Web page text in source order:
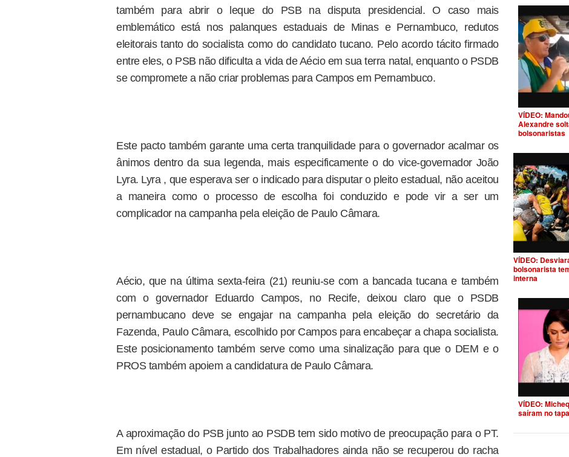
também para abrir o leque do PSB na disputa presidencial. O caso mais
emblemático está nos palanques estaduais de Minas e Pernambuco, redutos
eleitorais tanto do socialista como do candidato tucano. Pelo acordo tácito firmado
entre eles, o PSB não dificulta a vida de Aécio em sua terra natal, enquanto o PSDB
se compromete a não criar problemas para Campos em Pernambuco.
Este pacto também garante uma certa tranquilidade para o governador acalmar os
ânimos dentro da sua legenda, mais especificamente o do vice-governador João
Lyra. Lyra , que esperava ser o indicado para disputar o pleito estadual, não aceitou
a maneira como o processo de escolha foi conduzido e pode vir a ser um
complicador na campanha pela eleição de Paulo Câmara.
Aécio, que na última sexta-feira (21) reuniu-se com a bancada tucana e também
com o governador Eduardo Campos, no Recife, deixou claro que o PSDB
pernambucano deve se engajar na campanha pela eleição do secretário da
Fazenda, Paulo Câmara, escolhido por Campos para encabeçar a chapa socialista.
Este posicionamento também serve como uma sinalização para que o DEM e o
PROS também apoiem a candidatura de Paulo Câmara.
A aproximação do PSB junto ao PSDB tem sido motivo de preocupação para o PT.
Em nível estadual, o Partido dos Trabalhadores ainda não se recuperou do racha
VÍDEO:
Alexandre
bolsonaristas
VÍDEO:
bolsonarista
interna
VÍDEO:
saíram no